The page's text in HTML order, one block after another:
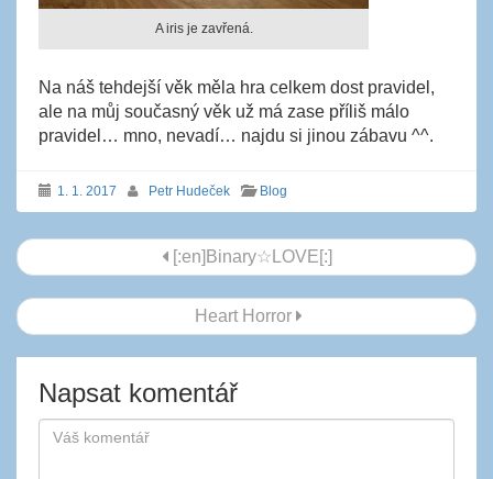
A iris je zavřená.
Na náš tehdejší věk měla hra celkem dost pravidel,
ale na můj současný věk už má zase příliš málo
pravidel… mno, nevadí… najdu si jinou zábavu ^^.
1. 1. 2017 Petr Hudeček Blog
Navigace
příspěvku
[:en]Binary☆LOVE[:]
Heart Horror
Napsat komentář